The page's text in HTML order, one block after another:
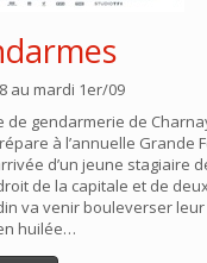
au mardi 1er/09
de gendarmerie de
à l’annuelle Grande
d’un jeune stagiaire
de la capitale et de
va venir bouleverser leur
huilée…